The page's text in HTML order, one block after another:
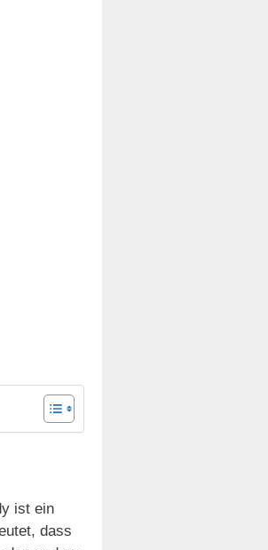
ist ein
dass